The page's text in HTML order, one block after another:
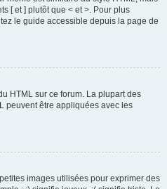
[ et ] plutôt que < et >. Pour plus
le guide accessible depuis la page de
HTML sur ce forum. La plupart des
peuvent être appliquées avec les
images utilisées pour exprimer des